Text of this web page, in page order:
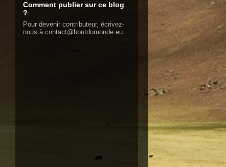
Comment publier sur ce blog
?
Pour devenir contributeur, écrivez-
nous à contact@boutdumonde.eu